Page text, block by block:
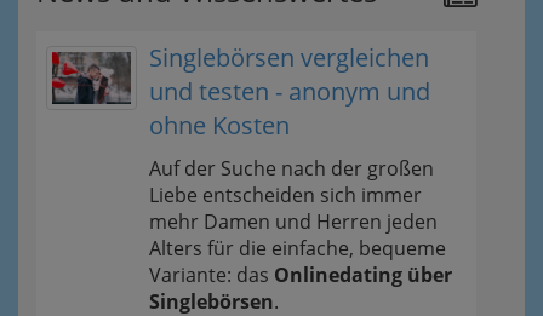
Singlebörsen vergleichen
und testen - anonym und
ohne Kosten
Auf der Suche nach der großen
Liebe entscheiden sich immer
mehr Damen und Herren jeden
Alters für die einfache, bequeme
Variante: das Onlinedating über
Singlebörsen.